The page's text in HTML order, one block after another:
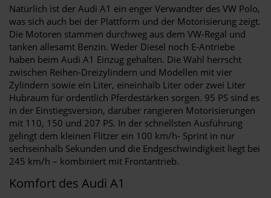
Natürlich ist der Audi A1 ein enger Verwandter des VW Polo,
was sich auch bei der Plattform und der Motorisierung zeigt.
Die Motoren stammen durchweg aus dem VW-Regal und
tanken allesamt Benzin. Weder Diesel noch E-Antriebe
haben beim Audi A1 Einzug gehalten. Die Wahl herrscht
zwischen Reihen-Dreizylindern und Modellen mit vier
Zylindern sowie ein Liter, eineinhalb Liter oder zwei Liter
Hubraum für ordentlich Pferdestärken sorgen. 95 PS sind es
in der Einstiegsversion, darüber rangieren Motorisierungen
mit 110, 150 und 207 PS. In der schnellsten Ausführung
gelingt dem kleinen Flitzer ein 100 km/h- Sprint in nur
sechseinhalb Sekunden und die Endgeschwindigkeit liegt bei
245 km/h – kombiniert mit Frontantrieb.
Komfort des Audi A1